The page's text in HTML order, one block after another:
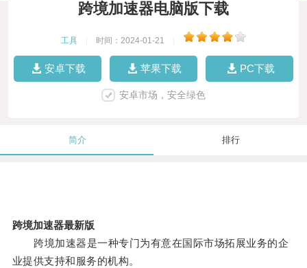
跨境加速器电脑版下载
工具 时间：2024-01-21
安卓下载 苹果下载 PC下载
安卓市场，安全绿色
简介 排行
跨境加速器最新版
跨境加速器是一种专门为有意在国际市场拓展业务的企
业提供支持和服务的机构。